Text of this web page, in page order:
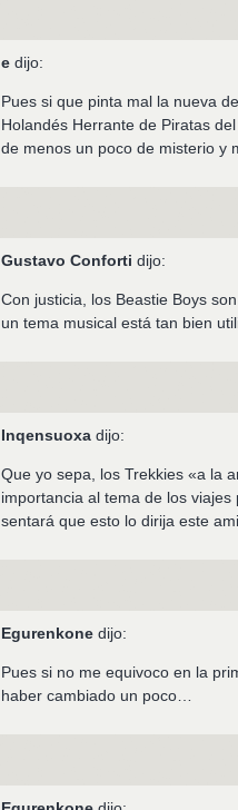
e dijo:
Pues si que pinta mal la nueva
Holandés Herrante de Piratas
de menos un poco de misterio y
Gustavo Conforti dijo:
Con justicia, los Beastie Boys
un tema musical está tan bien
Inqensuoxa dijo:
Que yo sepa, los Trekkies «a la
importancia al tema de los
sentará que esto lo dirija este
Egurenkone dijo:
Pues si no me equivoco en la
haber cambiado un poco…